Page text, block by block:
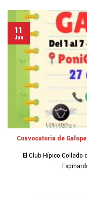
Convocatoria de
El Club Hípico Collado
11
Jun